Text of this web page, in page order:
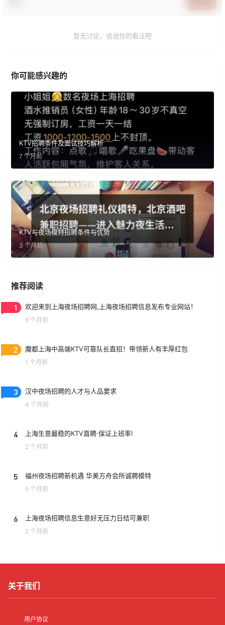
暂无讨论，说说你的看法吧
你可能感兴趣的
KTV招聘条件及面试技巧解析
7 个月前
KTV与夜场模特招聘条件与优势
3 个月前
推荐阅读
1 欢迎来到上海夜场招聘网,上海夜场招聘信息发布专业网站！
6 个月前
2 魔都上海中高端KTV可靠队长直招！带领新人有丰厚红包
1 个月前
3 汉中夜场招聘的人才与人品要求
4 个月前
4 上海生意最稳的KTV直聘·保证上班率!
2 个月前
5 福州夜场招聘新机遇 华美方舟会所诚聘模特
5 个月前
6 上海夜场招聘信息生意好无压力日结可兼职
2 个月前
关于我们
用户协议